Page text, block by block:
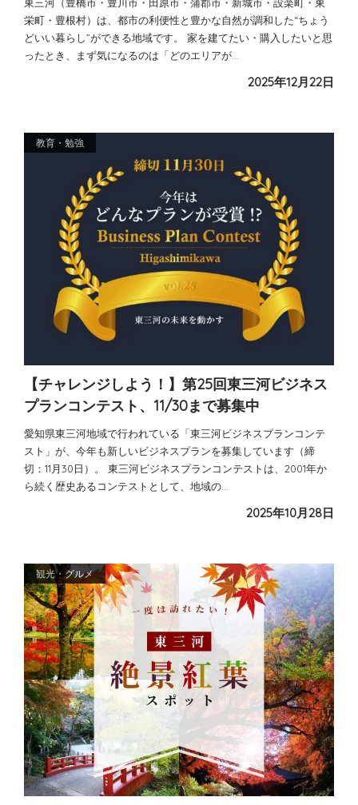
栄町・豊根村）は、都市の利便性と豊かな自然が調和した“ちょう
どいい暮らし”ができる地域です。 家を建てたい・購入したいと思
ったとき、まず気になるのは「どのエリアが…
2025年12月22日
教育・勉強
【チャレンジしよう！】第25回東三河ビジネス
プランコンテスト、11/30まで募集中
愛知県東三河地域で行われている「東三河ビジネスプランコンテ
スト」が、今年も新しいビジネスプランを募集しています（締
切：11月30日）。 東三河ビジネスプランコンテストは、2001年か
ら続く歴史あるコンテストとして、地域の…
2025年10月28日
観光・グルメ